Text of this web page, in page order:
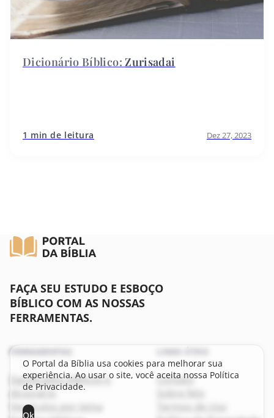
Zurisadai
1 min de leitura Dez 27, 2023
FAÇA SEU ESTUDO E ESBOÇO
BÍBLICO COM AS NOSSAS
FERRAMENTAS.
FERRAMENTAS
Significados bíblicos e
dicionário
Versículos por tema
LINKS ÚTEIS
Contato
Termos de Uso
O Portal da Bíblia usa cookies para melhorar sua
experiência. Ao usar o site, você aceita nossa Política
de Privacidade.
Ok